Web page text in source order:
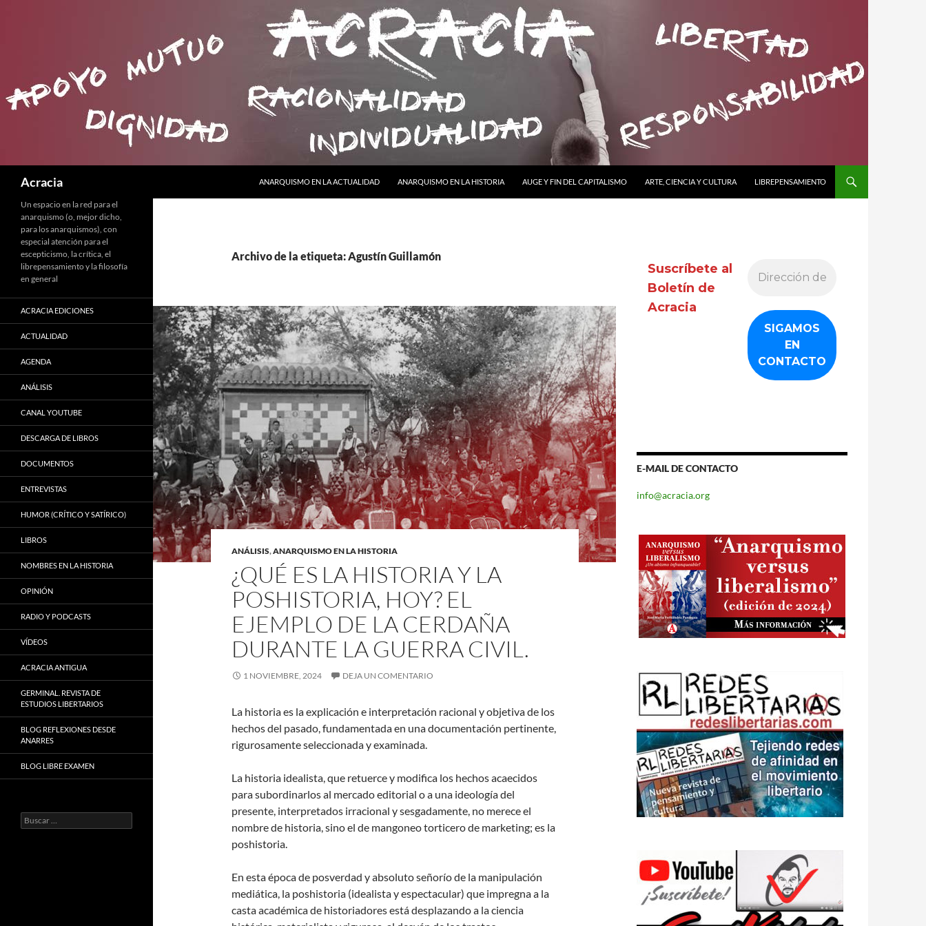
Acracia
ANARQUISMO EN LA ACTUALIDAD
ANARQUISMO EN LA HISTORIA AUGE Y FIN DEL CAPITALISMO ARTE, CIENCIA Y CULTURA LIBREPENSAMIENTO
Archivo de la etiqueta: Agustín Guillamón
ANÁLISIS,ANARQUISMO EN LA HISTORIA
¿QUÉ ES LA HISTORIA Y LA
POSHISTORIA, HOY? EL
EJEMPLO DE LA CERDAÑA
DURANTE LA GUERRA CIVIL.
1 NOVIEMBRE, 2024 DEJA UN COMENTARIO
La historia es la explicación e interpretación racional y objetiva de los
hechos del pasado, fundamentada en una documentación pertinente,
rigurosamente seleccionada y examinada.
La historia idealista, que retuerce y modifica los hechos acaecidos
para subordinarlos al mercado editorial o a una ideología del
presente, interpretados irracional y sesgadamente, no merece el
nombre de historia, sino el de mangoneo torticero de marketing; es la
poshistoria.
En esta época de posverdad y absoluto señorío de la manipulación
mediática, la poshistoria (idealista y espectacular) que impregna a la
casta académica de historiadores está desplazando a la ciencia
Suscríbete al
Boletín de
Acracia
E-MAIL DE CONTACTO
info@acracia.org
Un espacio en la red para el
anarquismo (o, mejor dicho,
para los anarquismos), con
especial atención para el
escepticismo, la crítica, el
librepensamiento y la filosofía
en general
ACRACIA EDICIONES
ACTUALIDAD
AGENDA
ANÁLISIS
CANAL YOUTUBE
DESCARGA DE LIBROS
DOCUMENTOS
ENTREVISTAS
HUMOR (CRÍTICO Y SATÍRICO)
LIBROS
NOMBRES EN LA HISTORIA
OPINIÓN
RADIO Y PODCASTS
VÍDEOS
ACRACIA ANTIGUA
GERMINAL. REVISTA DE
ESTUDIOS LIBERTARIOS
BLOG REFLEXIONES DESDE
ANARRES
BLOG LIBRE EXAMEN
Buscar: